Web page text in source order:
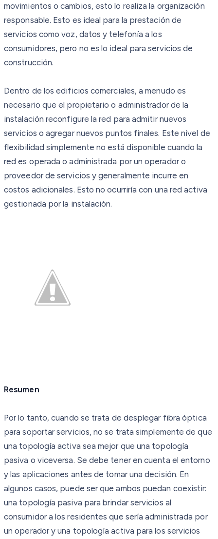
movimientos o cambios, esto lo realiza la organización
responsable. Esto es ideal para la prestación de
servicios como voz, datos y telefonía a los
consumidores, pero no es lo ideal para servicios de
construcción.
Dentro de los edificios comerciales, a menudo es
necesario que el propietario o administrador de la
instalación reconfigure la red para admitir nuevos
servicios o agregar nuevos puntos finales. Este nivel de
flexibilidad simplemente no está disponible cuando la
red es operada o administrada por un operador o
proveedor de servicios y generalmente incurre en
costos adicionales. Esto no ocurriría con una red activa
gestionada por la instalación.
Resumen
Por lo tanto, cuando se trata de desplegar fibra óptica
para soportar servicios, no se trata simplemente de que
una topología activa sea mejor que una topología
pasiva o viceversa. Se debe tener en cuenta el entorno
y las aplicaciones antes de tomar una decisión. En
algunos casos, puede ser que ambos puedan coexistir:
una topología pasiva para brindar servicios al
consumidor a los residentes que sería administrada por
un operador y una topología activa para los servicios